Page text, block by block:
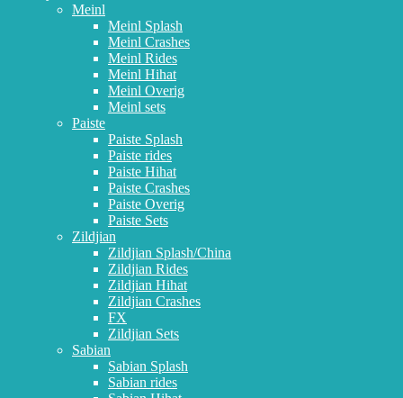
Meinl
Meinl Splash
Meinl Crashes
Meinl Rides
Meinl Hihat
Meinl Overig
Meinl sets
Paiste
Paiste Splash
Paiste rides
Paiste Hihat
Paiste Crashes
Paiste Overig
Paiste Sets
Zildjian
Zildjian Splash/China
Zildjian Rides
Zildjian Hihat
Zildjian Crashes
FX
Zildjian Sets
Sabian
Sabian Splash
Sabian rides